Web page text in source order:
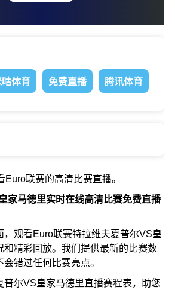
完赛
咕体育 免费直播 腾讯体育
联赛的高清比赛直播。
家马德里实时在线高清比赛免费直播
，观看Euro联赛特拉维夫夏普尔VS皇
和精彩回放。我们提供最新的比赛数
错过任何比赛亮点。
普尔VS皇家马德里直播赛程表，助您